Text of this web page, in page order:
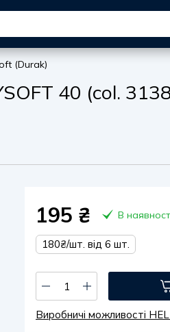
(Durak)
40 (col.
195 ₴ В
180₴/шт. від 6 шт.
Виробничі можливості